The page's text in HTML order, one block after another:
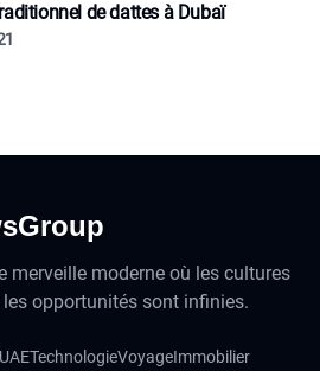
de dattes à Dubaï
merveille moderne où les cultures
opportunités sont infinies.
TechnologieVoyageImmobilier